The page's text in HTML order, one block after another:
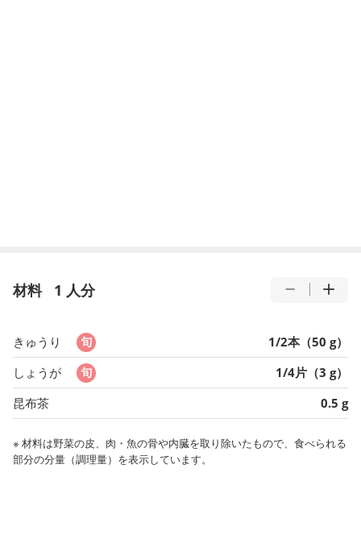
材料 1 人分
きゅうり
1/2本（50 g）
しょうが
1/4片（3 g）
昆布茶
0.5 g
※ 材料は野菜の皮、肉・魚の骨や内臓を取り除いたもので、食べられる
部分の分量（調理量）を表示しています。